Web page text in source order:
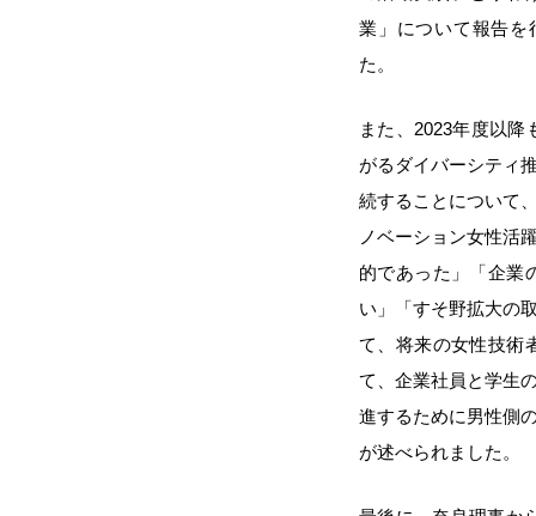
業」について報告を
た。
また、2023年度以
がるダイバーシティ
続することについて
ノベーション女性活
的であった」「企業
い」「すそ野拡大の
て、将来の女性技術
て、企業社員と学生
進するために男性側
が述べられました。